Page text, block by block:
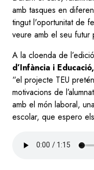
amb tasques en
tingut l'oportunitat de
veure amb el seu futur
A la cloenda de
d’Infància i
“el projecte TEU
motivacions de
amb el món laboral,
escolar, que espero